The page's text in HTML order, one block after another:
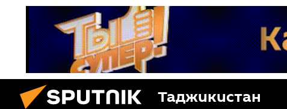
Таджикистан